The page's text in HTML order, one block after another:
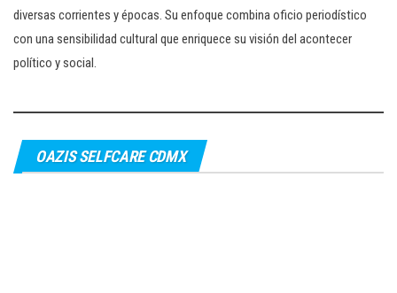
diversas corrientes y épocas. Su enfoque combina oficio periodístico
con una sensibilidad cultural que enriquece su visión del acontecer
político y social.
OAZIS SELFCARE CDMX